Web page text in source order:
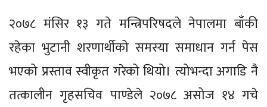
२०७८ मंसिर १३ गते मन्त्रिपरिषदले नेपालमा बाँकी
रहेका भुटानी शरणार्थीको समस्या समाधान गर्न पेस
भएको प्रस्ताव स्वीकृत गरेको थियो। त्योभन्दा अगाडि नै
तत्कालीन गृहसचिव पाण्डेले २०७८ असोज १४ गचे